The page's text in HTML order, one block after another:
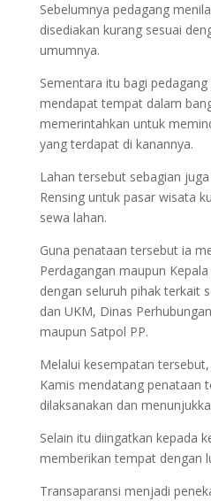
Sebelumnya pedagang
disediakan kurang sesuai
umumnya.
Sementara itu bagi
mendapat tempat dalam
memerintahkan untuk
yang terdapat di kanannya.
Lahan tersebut sebagian
Rensing untuk pasar wisata
sewa lahan.
Guna penataan tersebut ia
Perdagangan maupun
dengan seluruh pihak terkait
dan UKM, Dinas
maupun Satpol PP.
Melalui kesempatan
Kamis mendatang penataan
dilaksanakan dan
Selain itu diingatkan kepada
memberikan tempat dengan
Transaparansi menjadi